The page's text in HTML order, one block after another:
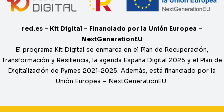
red.es – Kit Digital – Financiado por la Unión Europea –
NextGenerationEU
El programa Kit Digital se enmarca en el Plan de Recuperación,
Transformación y Resiliencia, la agenda España Digital 2025 y el Plan de
Digitalización de Pymes 2021-2025. Además, está financiado por la
Unión Europea – NextGenerationEU.